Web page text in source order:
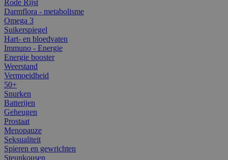
Rode Rijst
Darmflora - metabolisme
Omega 3
Suikerspiegel
Hart- en bloedvaten
Immuno - Energie
Energie booster
Weerstand
Vermoeidheid
50+
Snurken
Batterijen
Geheugen
Prostaat
Menopauze
Seksualiteit
Spieren en gewrichten
Steunkousen